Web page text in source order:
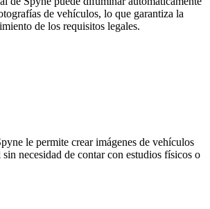
de vehículos, lo que garantiza la
de los requisitos legales.
le permite crear imágenes de vehículos
necesidad de contar con estudios físicos o